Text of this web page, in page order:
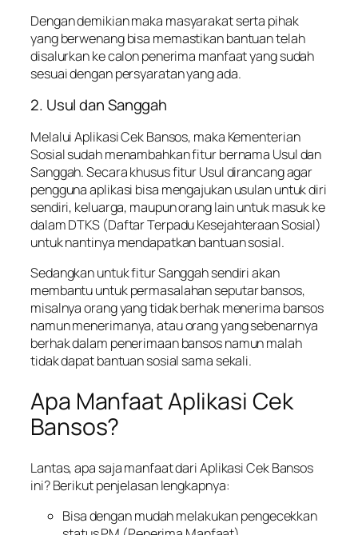
Dengan demikian maka masyarakat serta pihak
yang berwenang bisa memastikan bantuan telah
disalurkan ke calon penerima manfaat yang sudah
sesuai dengan persyaratan yang ada.
2. Usul dan Sanggah
Melalui Aplikasi Cek Bansos, maka Kementerian
Sosial sudah menambahkan fitur bernama Usul dan
Sanggah. Secara khusus fitur Usul dirancang agar
pengguna aplikasi bisa mengajukan usulan untuk diri
sendiri, keluarga, maupun orang lain untuk masuk ke
dalam DTKS (Daftar Terpadu Kesejahteraan Sosial)
untuk nantinya mendapatkan bantuan sosial.
Sedangkan untuk fitur Sanggah sendiri akan
membantu untuk permasalahan seputar bansos,
misalnya orang yang tidak berhak menerima bansos
namun menerimanya, atau orang yang sebenarnya
berhak dalam penerimaan bansos namun malah
tidak dapat bantuan sosial sama sekali.
Apa Manfaat Aplikasi Cek
Bansos?
Lantas, apa saja manfaat dari Aplikasi Cek Bansos
ini? Berikut penjelasan lengkapnya:
Bisa dengan mudah melakukan pengecekkan